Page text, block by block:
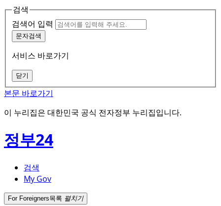
검색
검색어 입력
문자검색
서비스 바로가기
닫기
본문 바로가기
이 누리집은 대한민국 공식 전자정부 누리집입니다.
정부24
검색
My Gov
For Foreigners목록 펼치기